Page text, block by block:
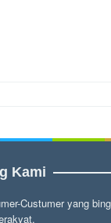
Kami
Custumer yang